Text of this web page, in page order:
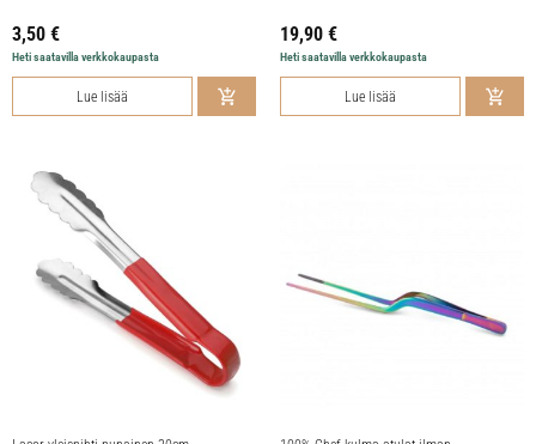
3,50 €
Heti saatavilla verkkokaupasta
Lue lisää
19,90 €
Heti saatavilla verkkokaupasta
Lue lisää